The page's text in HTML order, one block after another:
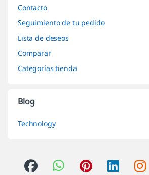
Contacto
Seguimiento de tu pedido
Lista de deseos
Comparar
Categorías tienda
Blog
Technology